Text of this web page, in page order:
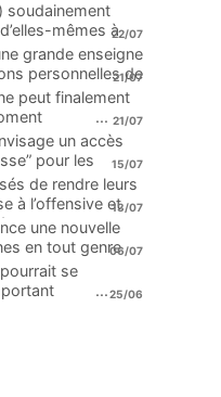
soudainement
mêmes à
...
22/07
grande enseigne
personnelles de
...
21/07
peut finalement
... 21/07
un accès
pour les
...
15/07
de rendre leurs
à l’offensive et
...
13/07
une nouvelle
en tout genre06/07
se
...25/06